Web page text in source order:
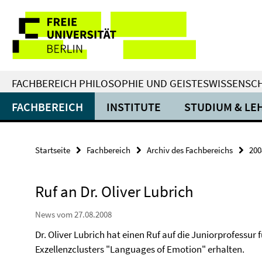
direkt
Inhalt
Service-
Navigation
FACHBEREICH PHILOSOPHIE UND
FACHBEREICH INSTITUTE STUDIUM &
Startseite Fachbereich Archiv des Fachbereichs
Ruf an Dr. Oliver Lubrich
News vom 27.08.2008
Dr. Oliver Lubrich hat einen Ruf auf die Juniorprofessur
Exzellenzclusters "Languages of Emotion" erhalten.